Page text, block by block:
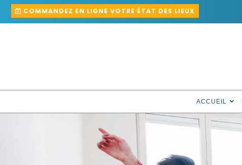
COMMANDEZ EN LIGNE VOTRE ÉTAT DES LIEUX
ACCUEIL